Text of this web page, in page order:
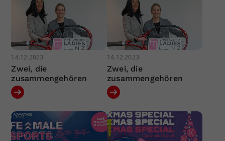
14.12.2023
Zwei, die
zusammengehören
14.12.2023
Zwei, die
zusammengehören